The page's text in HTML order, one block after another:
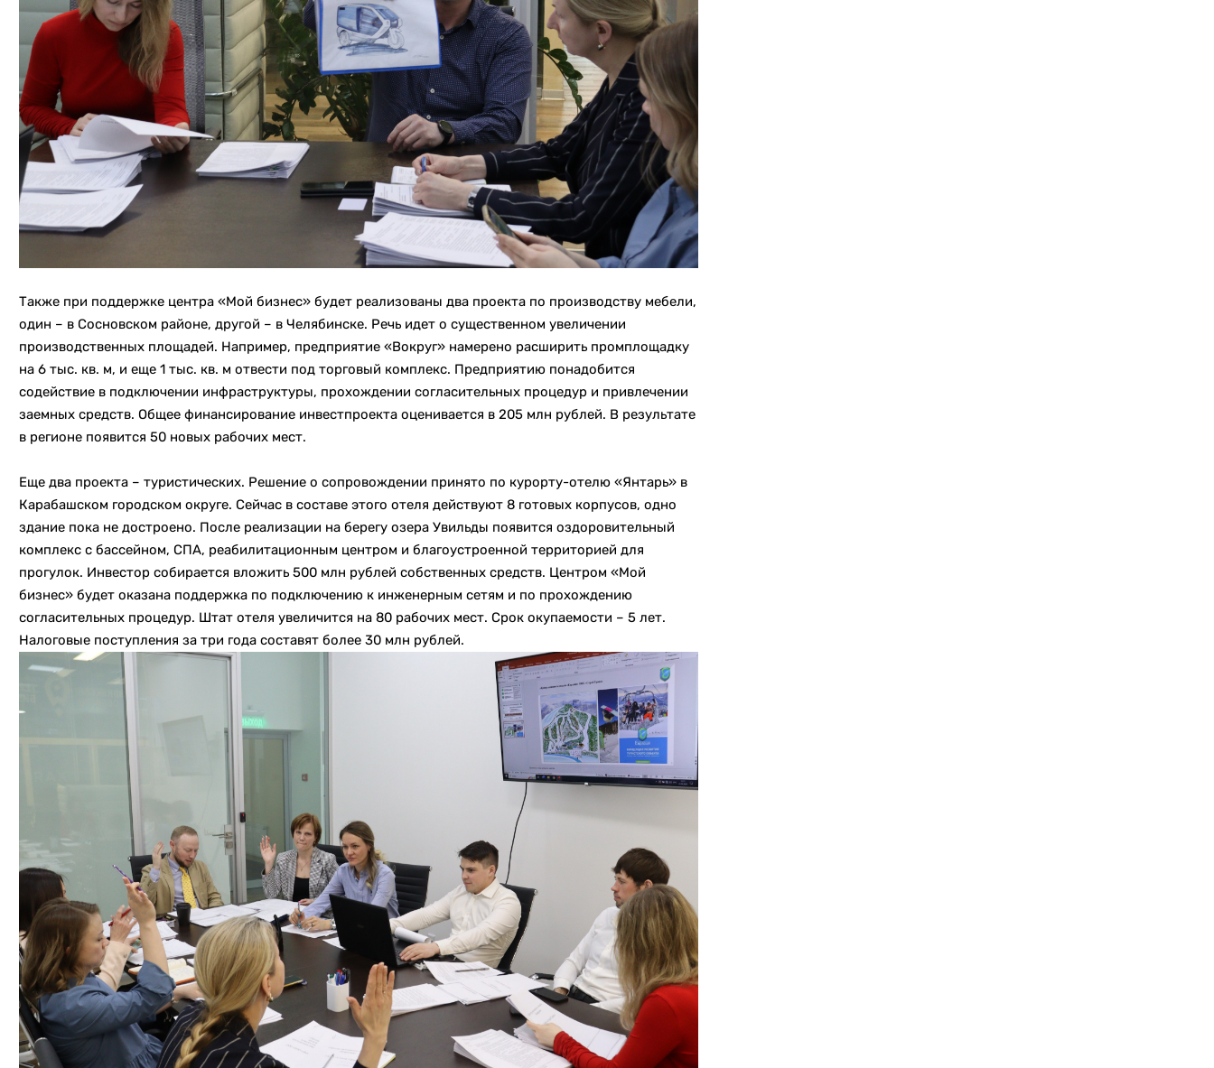
Также при поддержке центра «Мой бизнес» будет реализованы два проекта по производству мебели,
один – в Сосновском районе, другой – в Челябинске. Речь идет о существенном увеличении
производственных площадей. Например, предприятие «Вокруг» намерено расширить промплощадку
на 6 тыс. кв. м, и еще 1 тыс. кв. м отвести под торговый комплекс. Предприятию понадобится
содействие в подключении инфраструктуры, прохождении согласительных процедур и привлечении
заемных средств. Общее финансирование инвестпроекта оценивается в 205 млн рублей. В результате
в регионе появится 50 новых рабочих мест.
Еще два проекта – туристических. Решение о сопровождении принято по курорту-отелю «Янтарь» в
Карабашском городском округе. Сейчас в составе этого отеля действуют 8 готовых корпусов, одно
здание пока не достроено. После реализации на берегу озера Увильды появится оздоровительный
комплекс с бассейном, СПА, реабилитационным центром и благоустроенной территорией для
прогулок. Инвестор собирается вложить 500 млн рублей собственных средств. Центром «Мой
бизнес» будет оказана поддержка по подключению к инженерным сетям и по прохождению
согласительных процедур. Штат отеля увеличится на 80 рабочих мест. Срок окупаемости – 5 лет.
Налоговые поступления за три года составят более 30 млн рублей.